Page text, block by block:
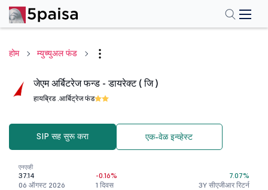
होम म्युच्युअल फंड
जेएम अर्बिटरेज फन्ड - डायरेक्ट ( जि )
हायब्रिड .आर्बिट्रेज फंड
SIP सह सुरू करा एक-वेळ इन्व्हेस्ट
एनएव्ही
37.14
06 ऑगस्ट 2026
-0.16%
1 दिवस
7.07%
3Y सीएजीआर रिटर्न